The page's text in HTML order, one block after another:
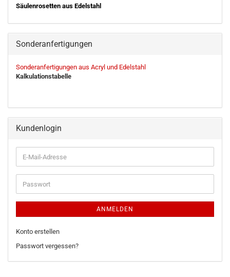
Säulenrosetten aus Edelstahl
Sonderanfertigungen
Sonderanfertigungen aus Acryl und Edelstahl
Kalkulationstabelle
Kundenlogin
ANMELDEN
Konto erstellen
Passwort vergessen?